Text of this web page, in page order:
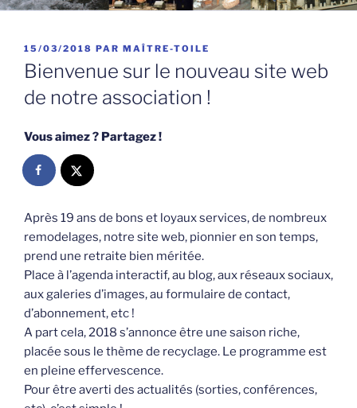
PUBLIÉ
LE
15/03/2018 PAR MAÎTRE-TOILE
Bienvenue sur le nouveau site web
de notre association !
Vous aimez ? Partagez !
Après 19 ans de bons et loyaux services, de nombreux
remodelages, notre site web, pionnier en son temps,
prend une retraite bien méritée.
Place à l’agenda interactif, au blog, aux réseaux sociaux,
aux galeries d’images, au formulaire de contact,
d’abonnement, etc !
A part cela, 2018 s’annonce être une saison riche,
placée sous le thème de recyclage. Le programme est
en pleine effervescence.
Pour être averti des actualités (sorties, conférences,